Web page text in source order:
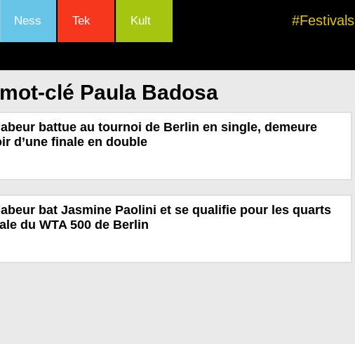
Ness Tek Kult #Festivals
clé Paula Badosa
battue au tournoi de Berlin en single, demeure
d’une finale en double
bat Jasmine Paolini et se qualifie pour les quarts
du WTA 500 de Berlin